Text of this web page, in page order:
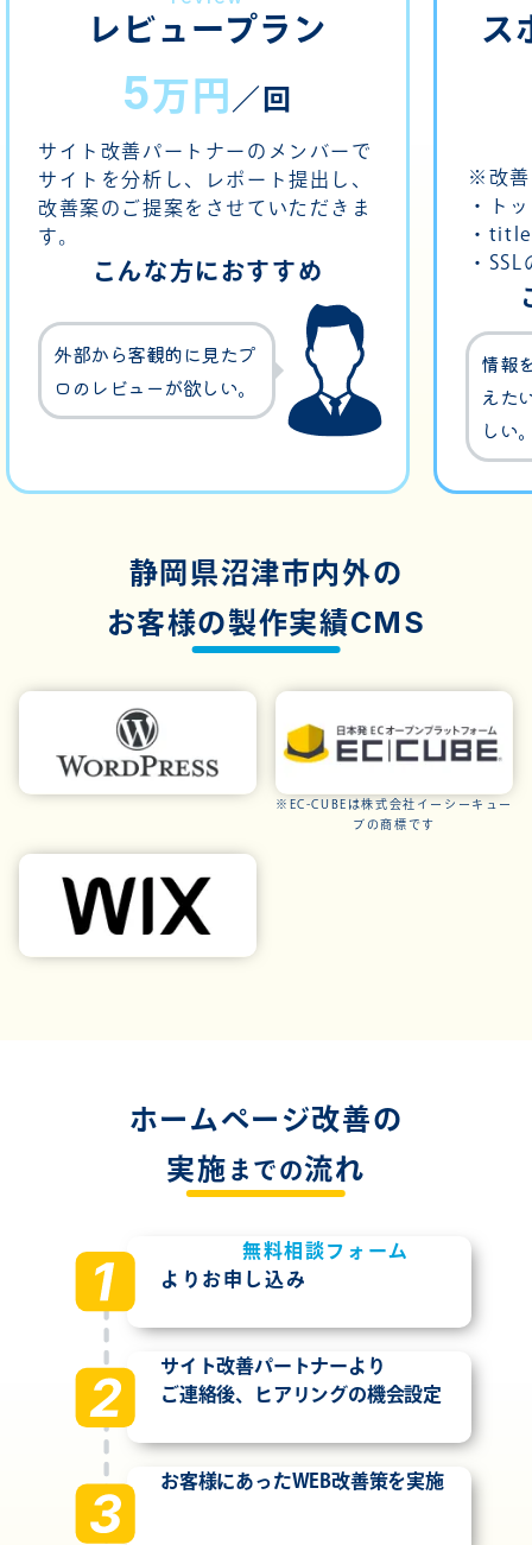
レビュープラン
5万円 ／回
サイト改善パートナーのメンバーで
サイトを分析し、レポート提出し、
改善案のご提案をさせていただきま
す。
こんな方におすすめ
外部から客観的に見たプ
ロのレビューが欲しい。
ス
※改善
・ト
・
・
情報
えた
しい
静岡県沼津市内外の
お客様の製作実績CMS
※EC-CUBEは株式会社イーシーキュー
ブの商標です
ホームページ改善の
実施 までの流れ
無料相談フォーム
よりお申し込み
サイト改善パートナーより
ご連絡後、ヒアリングの機会設定
お客様にあったWEB改善策を実施